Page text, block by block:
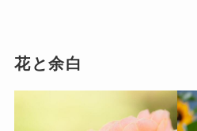
花と余白